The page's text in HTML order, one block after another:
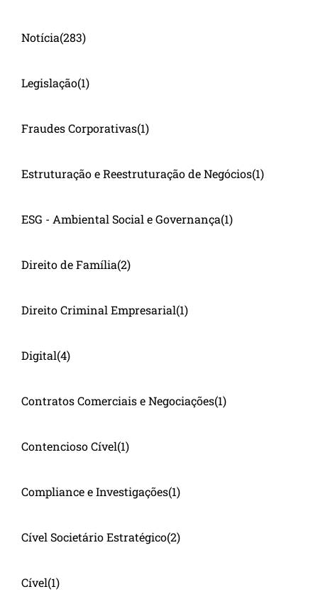
Notícia(283)
Legislação(1)
Fraudes Corporativas(1)
Estruturação e Reestruturação de Negócios(1)
ESG - Ambiental Social e Governança(1)
Direito de Família(2)
Direito Criminal Empresarial(1)
Digital(4)
Contratos Comerciais e Negociações(1)
Contencioso Cível(1)
Compliance e Investigações(1)
Cível Societário Estratégico(2)
Cível(1)